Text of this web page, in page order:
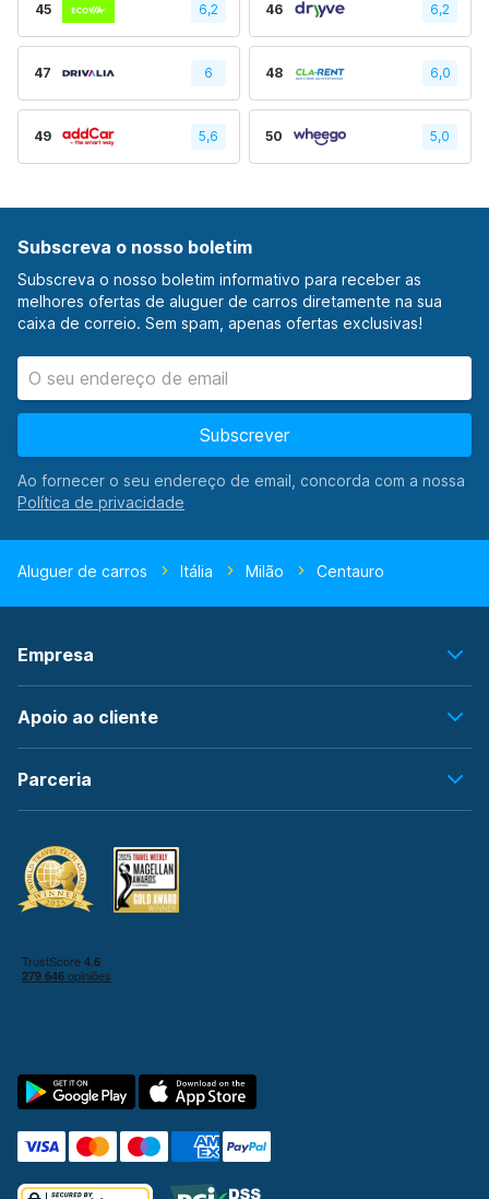
45 6,2 46 6,2
47 6 48 6,0
49 5,6 50 5,0
Subscreva o nosso boletim
Subscreva o nosso boletim informativo para receber as
melhores ofertas de aluguer de carros diretamente na sua
caixa de correio. Sem spam, apenas ofertas exclusivas!
Subscrever
Ao fornecer o seu endereço de email, concorda com a nossa
Aluguer de carros Itália Milão Centauro
Empresa
Apoio ao cliente
Parceria